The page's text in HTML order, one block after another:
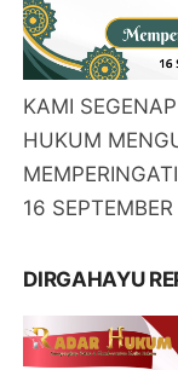
KAMI
HUKUM
16
DIRGAHAYU